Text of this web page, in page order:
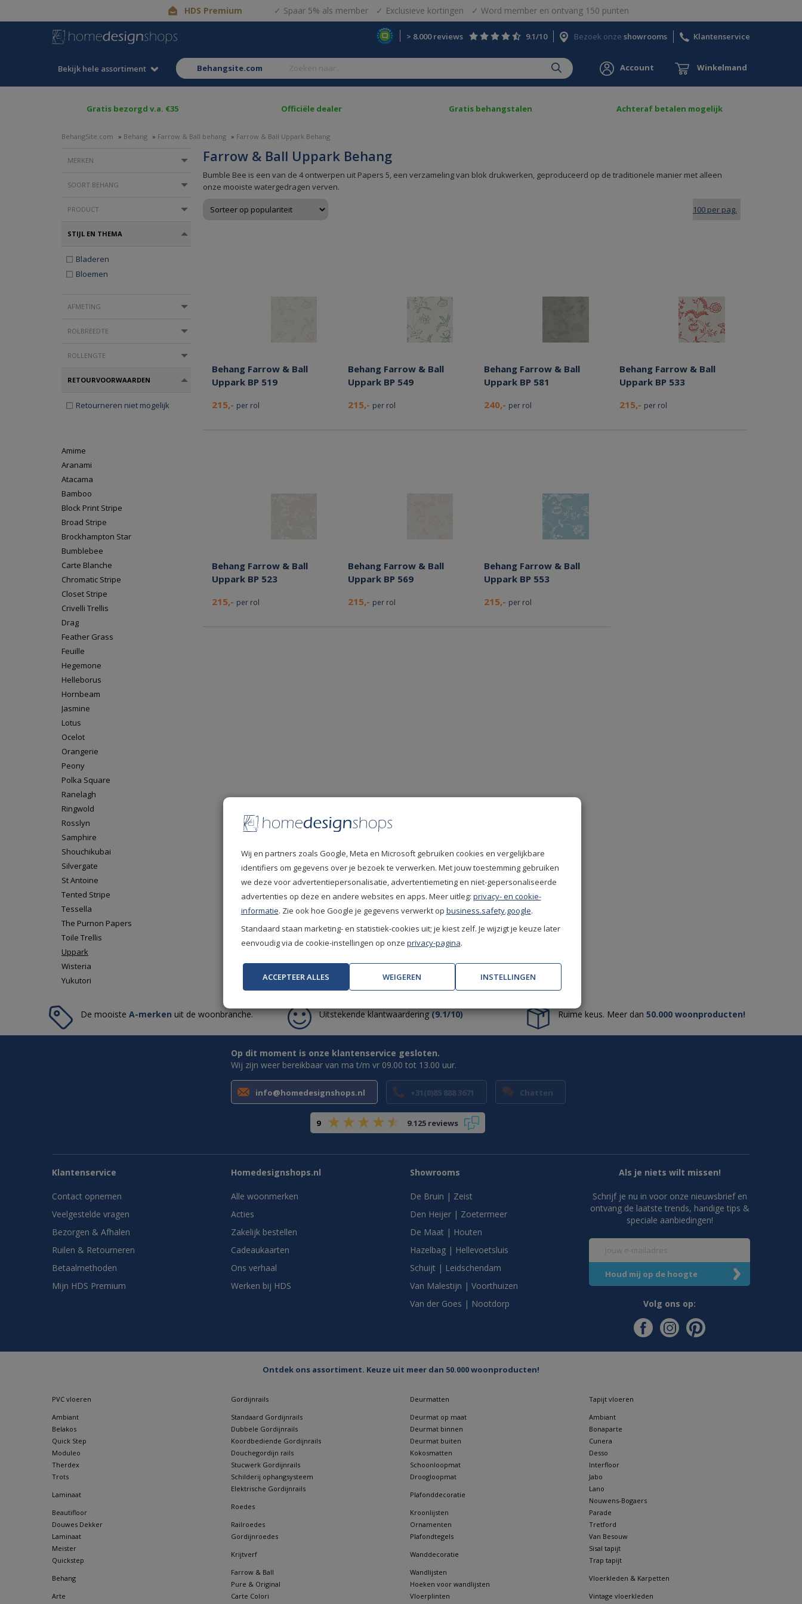
HDS Premium Spaar 5% als member Exclusieve kortingen Word member en ontvang 150 punten
> 8.000 reviews 9.1/10 Bezoek onze showrooms Klantenservice
Bekijk hele assortiment behangsite.com Account Winkelmand
Gratis bezorgd v.a. €35 Officiële dealer Gratis behangstalen Achteraf betalen mogelijk
BehangSite.com » Behang » Farrow & Ball behang » Farrow & Ball Uppark Behang
Farrow & Ball Uppark Behang
Bumble Bee is een van de 4 ontwerpen uit Papers 5, een verzameling van blok drukwerken, geproduceerd op de traditionele manier met alleen
onze mooiste watergedragen verven.
Behang Farrow & Ball
Uppark BP 519
215,- per rol
Behang Farrow & Ball
Uppark BP 549
215,- per rol
Behang Farrow & Ball
Uppark BP 581
240,- per rol
Behang Farrow & Ball
Uppark BP 533
215,- per rol
Behang Farrow & Ball
Uppark BP 523
215,- per rol
Behang Farrow & Ball
Uppark BP 569
215,- per rol
Behang Farrow & Ball
Uppark BP 553
215,- per rol
MERKEN
SOORT BEHANG
PRODUCT
STIJL EN THEMA
Bladeren
Bloemen
AFMETING
ROLBREEDTE
ROLLENGTE
RETOURVOORWAARDEN
Retourneren niet mogelijk
Amime
Aranami
Atacama
Bamboo
Block Print Stripe
Broad Stripe
Brockhampton Star
Bumblebee
Carte Blanche
Chromatic Stripe
Closet Stripe
Crivelli Trellis
Drag
Feather Grass
Feuille
Hegemone
Helleborus
Hornbeam
Jasmine
Lotus
Ocelot
Orangerie
Peony
Polka Square
Ranelagh
Ringwold
Rosslyn
Samphire
Shouchikubai
Silvergate
St Antoine
Tented Stripe
Tessella
The Purnon Papers
Toile Trellis
Uppark
Wisteria
Yukutori
De mooiste A-merken uit de woonbranche. Uitstekende klantwaardering(9.1/10) Ruime keus. Meer dan 50.000 woonproducten!
Op dit moment is onze klantenservice gesloten.
Wij zijn weer bereikbaar van ma t/m vr 09.00 tot 13.00 uur.
info@homedesignshops.nl +31(0)85 888 3671 Chatten
9 9.125 reviews
Klantenservice
Contact opnemen
Veelgestelde vragen
Bezorgen & Afhalen
Ruilen & Retourneren
Betaalmethoden
Mijn HDS Premium
Homedesignshops.nl
Alle woonmerken
Acties
Zakelijk bestellen
Cadeaukaarten
Ons verhaal
Werken bij HDS
Showrooms
De Bruin | Zeist
Den Heijer | Zoetermeer
De Maat | Houten
Hazelbag | Hellevoetsluis
Schuijt | Leidschendam
Van Malestijn | Voorthuizen
Van der Goes | Nootdorp
Als je niets wilt missen!
Schrijf je nu in voor onze nieuwsbrief en
ontvang de laatste trends, handige tips &
speciale aanbiedingen!
Volg ons op:
Ontdek ons assortiment. Keuze uit meer dan 50.000 woonproducten!
PVC vloeren
Ambiant
Belakos
Quick Step
Moduleo
Therdex
Trots
Laminaat
Beautifloor
Douwes Dekker
Laminaat
Meister
Quickstep
Behang
Arte
Gordijnrails
Standaard Gordijnrails
Dubbele Gordijnrails
Koordbediende Gordijnrails
Douchegordijn rails
Stucwerk Gordijnrails
Schilderij ophangsysteem
Elektrische Gordijnrails
Roedes
Railroedes
Gordijnroedes
Krijtverf
Farrow & Ball
Pure & Original
Carte Colori
Deurmatten
Deurmat op maat
Deurmat binnen
Deurmat buiten
Kokosmatten
Schoonloopmat
Droogloopmat
Plafonddecoratie
Kroonlijsten
Ornamenten
Plafondtegels
Wanddecoratie
Wandlijsten
Hoeken voor wandlijsten
Vloerplinten
Tapijt vloeren
Ambiant
Bonaparte
Cunera
Desso
Interfloor
Jabo
Lano
Nouwens-Bogaers
Parade
Tretford
Van Besouw
Sisal tapijt
Trap tapijt
Vloerkleden & Karpetten
Vintage vloerkleden
Wij en partners zoals Google, Meta en Microsoft gebruiken cookies en vergelijkbare
identifiers om gegevens over je bezoek te verwerken. Met jouw toestemming gebruiken
we deze voor advertentiepersonalisatie, advertentiemeting en niet-gepersonaliseerde
advertenties op deze en andere websites en apps. Meer uitleg: privacy- en cookie-
informatie. Zie ook hoe Google je gegevens verwerkt op business.safety.google.
Standaard staan marketing- en statistiek-cookies uit; je kiest zelf. Je wijzigt je keuze later
eenvoudig via de cookie-instellingen op onze privacy-pagina.
ACCEPTEER ALLES WEIGEREN INSTELLINGEN